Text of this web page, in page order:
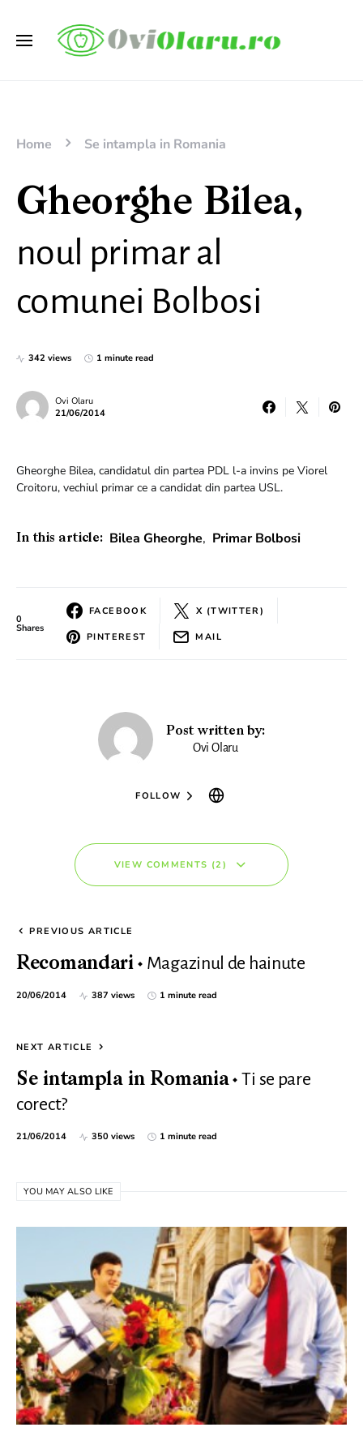
Home Se intampla in Romania
Gheorghe Bilea,
noul primar al
comunei Bolbosi
342 views 1 minute read
Ovi Olaru
21/06/2014
Gheorghe Bilea, candidatul din partea PDL l-a invins pe Viorel
Croitoru, vechiul primar ce a candidat din partea USL.
In this article: Bilea Gheorghe, Primar Bolbosi
0
Shares
FACEBOOK X (TWITTER)
PINTEREST MAIL
Post written by:
Ovi Olaru
FOLLOW
VIEW COMMENTS (2)
PREVIOUS ARTICLE
Recomandari Magazinul de hainute
20/06/2014 387 views 1 minute read
NEXT ARTICLE
Se intampla in Romania
Ti se pare
corect?
21/06/2014 350 views 1 minute read
YOU MAY ALSO LIKE